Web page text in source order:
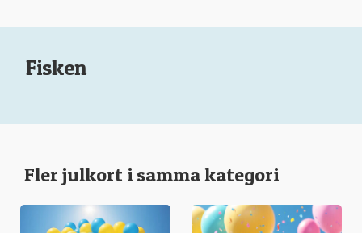
Fisken
Fler julkort i samma kategori